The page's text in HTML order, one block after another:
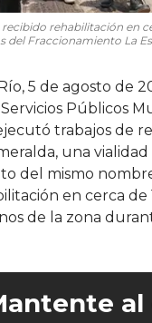
rehabilitación en
del Fraccionamiento La
5 de agosto de
Públicos
trabajos de
una vialidad
del mismo
en cerca de
de la zona
al